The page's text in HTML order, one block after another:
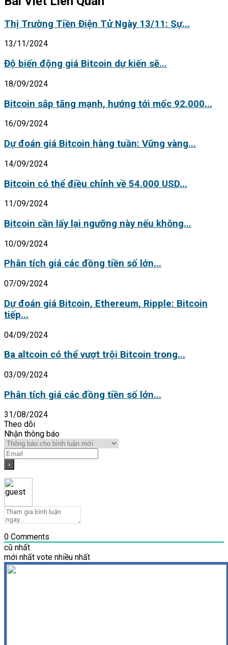
Thị Trường Tiền Điện Tử Ngày 13/11: Sự...
13/11/2024
Độ biến động giá Bitcoin dự kiến sẽ...
18/09/2024
Bitcoin sắp tăng mạnh, hướng tới mốc 92.000...
16/09/2024
Dự đoán giá Bitcoin hàng tuần: Vững vàng...
14/09/2024
Bitcoin có thể điều chỉnh về 54.000 USD...
11/09/2024
Bitcoin cần lấy lại ngưỡng này nếu không...
10/09/2024
Phân tích giá các đồng tiền số lớn...
07/09/2024
Dự đoán giá Bitcoin, Ethereum, Ripple: Bitcoin
tiếp...
04/09/2024
Ba altcoin có thể vượt trội Bitcoin trong...
03/09/2024
Phân tích giá các đồng tiền số lớn...
31/08/2024
Theo dõi
Nhận thông báo
0 Comments
cũ nhất
mới nhất vote nhiều nhất